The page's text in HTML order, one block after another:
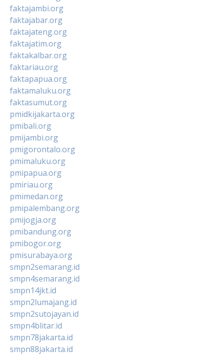
faktajambi.org
faktajabar.org
faktajateng.org
faktajatim.org
faktakalbar.org
faktariau.org
faktapapua.org
faktamaluku.org
faktasumut.org
pmidkijakarta.org
pmibali.org
pmijambi.org
pmigorontalo.org
pmimaluku.org
pmipapua.org
pmiriau.org
pmimedan.org
pmipalembang.org
pmijogja.org
pmibandung.org
pmibogor.org
pmisurabaya.org
smpn2semarang.id
smpn4semarang.id
smpn14jkt.id
smpn2lumajang.id
smpn2sutojayan.id
smpn4blitar.id
smpn78jakarta.id
smpn88jakarta.id